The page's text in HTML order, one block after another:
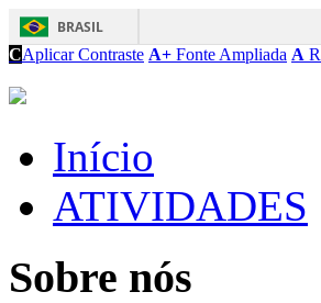
BRASIL
CAplicar Contraste A+ Fonte Ampliada A
Início
ATIVIDADES
Sobre nós